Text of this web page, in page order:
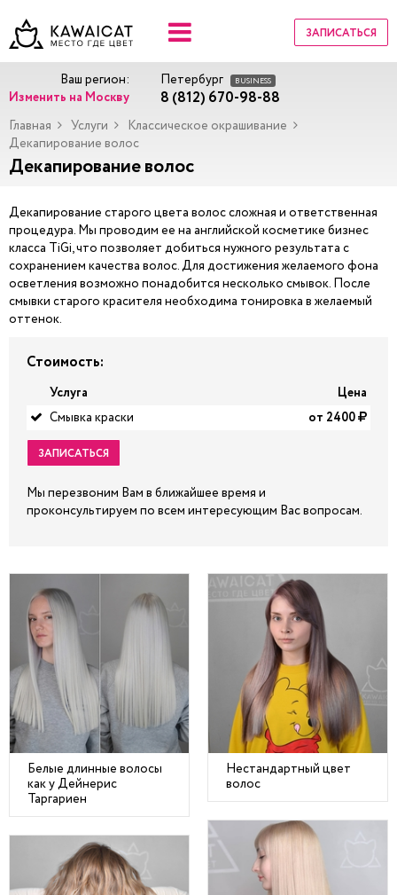
ЗАПИСАТЬСЯ
Ваш регион:
Изменить на Москву
Петербург BUSINESS
8 (812) 670-98-88
Главная Услуги
Классическое окрашивание
Декапирование волос
Декапирование волос
Декапирование старого цвета волос сложная и ответственная
процедура. Мы проводим ее на английской косметике бизнес
класса TiGi, что позволяет добиться нужного результата с
сохранением качества волос. Для достижения желаемого фона
осветления возможно понадобится несколько смывок. После
смывки старого красителя необходима тонировка в желаемый
оттенок.
Стоимость:
Услуга
Цена
Смывка краски
от 2400
ЗАПИСАТЬСЯ
Мы перезвоним Вам в ближайшее время и
проконсультируем по всем интересующим Вас вопросам.
Белые длинные волосы
как у Дейнерис
Таргариен
Нестандартный цвет
волос